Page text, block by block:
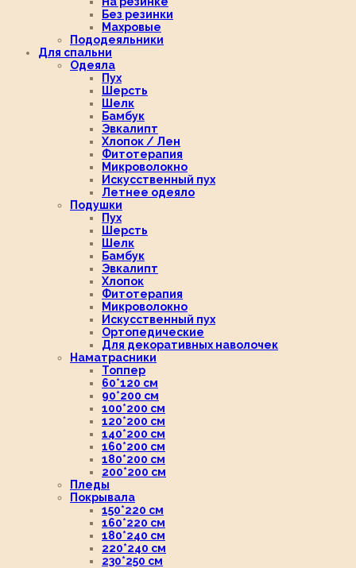
Без резинки
Махровые
Пододеяльники
Для спальни
Одеяла
Пух
Шерсть
Шелк
Бамбук
Эвкалипт
Хлопок / Лен
Фитотерапия
Микроволокно
Искусственный пух
Летнее одеяло
Подушки
Пух
Шерсть
Шелк
Бамбук
Эвкалипт
Хлопок
Фитотерапия
Микроволокно
Искусственный пух
Ортопедические
Для декоративных наволочек
Наматрасники
Топпер
60*120 см
90*200 см
100*200 см
120*200 см
140*200 см
160*200 см
180*200 см
200*200 см
Пледы
Покрывала
150*220 см
160*220 см
180*240 см
220*240 см
230*250 см